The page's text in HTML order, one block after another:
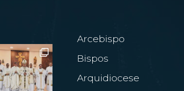
Arcebispo
Bispos
Arquidiocese